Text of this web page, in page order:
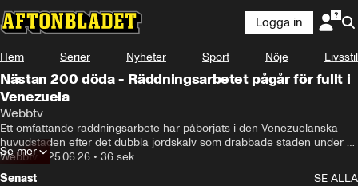
Logga in
Hem Serier Nyheter Sport Nöje Livsstil
Nästan 200 döda - Räddningsarbetet pågår för fullt i
Venezuela
Webbtv
Ett omfattande räddningsarbete har påbörjats i den Venezuelanska
huvudstaden efter det dubbla jordskalv som drabbade staden under
onsdagen.
Webbtv • 25.06.26 • 36 sek
Se mer
Senast
SE ALLA